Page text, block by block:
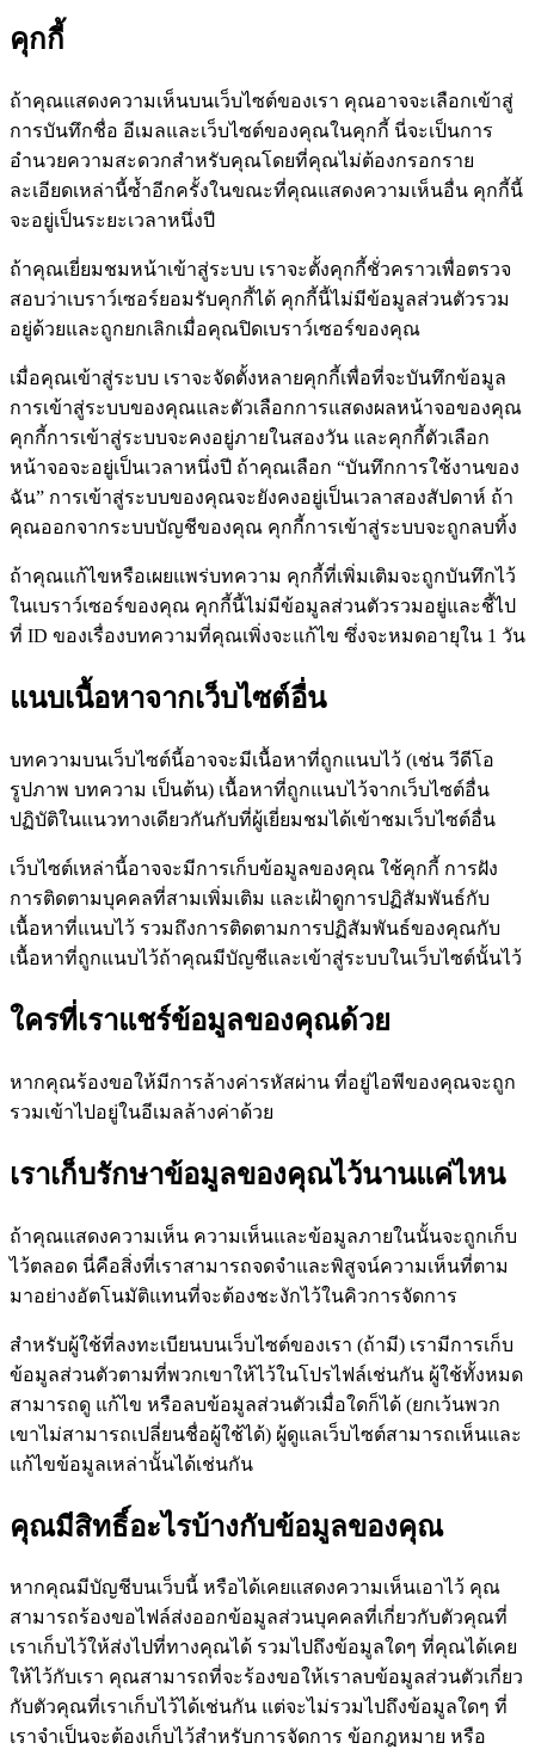
คุกกี้
ถ้าคุณแสดงความเห็นบนเว็บไซต์ของเรา คุณอาจจะเลือกเข้าสู่
การบันทึกชื่อ อีเมลและเว็บไซต์ของคุณในคุกกี้ นี่จะเป็นการ
อำนวยความสะดวกสำหรับคุณโดยที่คุณไม่ต้องกรอกราย
ละเอียดเหล่านี้ซ้ำอีกครั้งในขณะที่คุณแสดงความเห็นอื่น คุกกี้นี้
จะอยู่เป็นระยะเวลาหนึ่งปี
ถ้าคุณเยี่ยมชมหน้าเข้าสู่ระบบ เราจะตั้งคุกกี้ชั่วคราวเพื่อตรวจ
สอบว่าเบราว์เซอร์ยอมรับคุกกี้ได้ คุกกี้นี้ไม่มีข้อมูลส่วนตัวรวม
อยู่ด้วยและถูกยกเลิกเมื่อคุณปิดเบราว์เซอร์ของคุณ
เมื่อคุณเข้าสู่ระบบ เราจะจัดตั้งหลายคุกกี้เพื่อที่จะบันทึกข้อมูล
การเข้าสู่ระบบของคุณและตัวเลือกการแสดงผลหน้าจอของคุณ
คุกกี้การเข้าสู่ระบบจะคงอยู่ภายในสองวัน และคุกกี้ตัวเลือก
หน้าจอจะอยู่เป็นเวลาหนึ่งปี ถ้าคุณเลือก “บันทึกการใช้งานของ
ฉัน” การเข้าสู่ระบบของคุณจะยังคงอยู่เป็นเวลาสองสัปดาห์ ถ้า
คุณออกจากระบบบัญชีของคุณ คุกกี้การเข้าสู่ระบบจะถูกลบทิ้ง
ถ้าคุณแก้ไขหรือเผยแพร่บทความ คุกกี้ที่เพิ่มเติมจะถูกบันทึกไว้
ในเบราว์เซอร์ของคุณ คุกกี้นี้ไม่มีข้อมูลส่วนตัวรวมอยู่และชี้ไป
ที่ ID ของเรื่องบทความที่คุณเพิ่งจะแก้ไข ซึ่งจะหมดอายุใน 1 วัน
แนบเนื้อหาจากเว็บไซต์อื่น
บทความบนเว็บไซต์นี้อาจจะมีเนื้อหาที่ถูกแนบไว้ (เช่น วีดีโอ
รูปภาพ บทความ เป็นต้น) เนื้อหาที่ถูกแนบไว้จากเว็บไซต์อื่น
ปฏิบัติในแนวทางเดียวกันกับที่ผู้เยี่ยมชมได้เข้าชมเว็บไซต์อื่น
เว็บไซต์เหล่านี้อาจจะมีการเก็บข้อมูลของคุณ ใช้คุกกี้ การฝัง
การติดตามบุคคลที่สามเพิ่มเติม และเฝ้าดูการปฏิสัมพันธ์กับ
เนื้อหาที่แนบไว้ รวมถึงการติดตามการปฏิสัมพันธ์ของคุณกับ
เนื้อหาที่ถูกแนบไว้ถ้าคุณมีบัญชีและเข้าสู่ระบบในเว็บไซต์นั้นไว้
ใครที่เราแชร์ข้อมูลของคุณด้วย
หากคุณร้องขอให้มีการล้างค่ารหัสผ่าน ที่อยู่ไอพีของคุณจะถูก
รวมเข้าไปอยู่ในอีเมลล้างค่าด้วย
เราเก็บรักษาข้อมูลของคุณไว้นานแค่ไหน
ถ้าคุณแสดงความเห็น ความเห็นและข้อมูลภายในนั้นจะถูกเก็บ
ไว้ตลอด นี่คือสิ่งที่เราสามารถจดจำและพิสูจน์ความเห็นที่ตาม
มาอย่างอัตโนมัติแทนที่จะต้องชะงักไว้ในคิวการจัดการ
สำหรับผู้ใช้ที่ลงทะเบียนบนเว็บไซต์ของเรา (ถ้ามี) เรามีการเก็บ
ข้อมูลส่วนตัวตามที่พวกเขาให้ไว้ในโปรไฟล์เช่นกัน ผู้ใช้ทั้งหมด
สามารถดู แก้ไข หรือลบข้อมูลส่วนตัวเมื่อใดก็ได้ (ยกเว้นพวก
เขาไม่สามารถเปลี่ยนชื่อผู้ใช้ได้) ผู้ดูแลเว็บไซต์สามารถเห็นและ
แก้ไขข้อมูลเหล่านั้นได้เช่นกัน
คุณมีสิทธิ์อะไรบ้างกับข้อมูลของคุณ
หากคุณมีบัญชีบนเว็บนี้ หรือได้เคยแสดงความเห็นเอาไว้ คุณ
สามารถร้องขอไฟล์ส่งออกข้อมูลส่วนบุคคลที่เกี่ยวกับตัวคุณที่
เราเก็บไว้ให้ส่งไปที่ทางคุณได้ รวมไปถึงข้อมูลใดๆ ที่คุณได้เคย
ให้ไว้กับเรา คุณสามารถที่จะร้องขอให้เราลบข้อมูลส่วนตัวเกี่ยว
กับตัวคุณที่เราเก็บไว้ได้เช่นกัน แต่จะไม่รวมไปถึงข้อมูลใดๆ ที่
เราจำเป็นจะต้องเก็บไว้สำหรับการจัดการ ข้อกฎหมาย หรือ